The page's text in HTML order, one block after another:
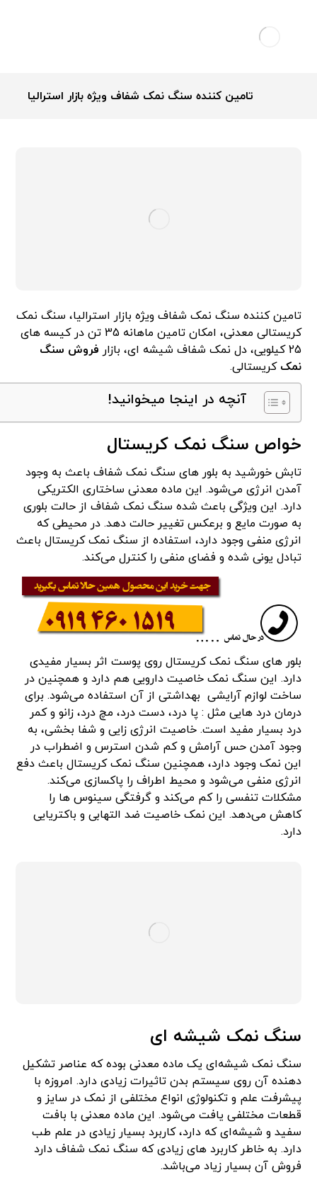
تامین کننده سنگ نمک شفاف ویژه بازار استرالیا
تامین کننده سنگ نمک شفاف ویژه بازار استرالیا، سنگ نمک
کریستالی معدنی، امکان تامین ماهانه 35 تن در کیسه های
25 کیلویی، دل نمک شفاف شیشه ای، بازار
فروش سنگ
نمک کریستالی.
آنچه در اینجا میخوانید!
خواص سنگ نمک کریستال
تابش خورشید به بلور های سنگ نمک شفاف باعث به وجود
آمدن انرژی می‌شود. این ماده معدنی ساختاری الکتریکی
دارد. این ویژگی باعث شده سنگ نمک شفاف از حالت بلوری
به صورت مایع و برعکس تغییر حالت دهد. در محیطی که
انرژی منفی وجود دارد، استفاده از سنگ نمک کریستال باعث
تبادل یونی شده و فضای منفی را کنترل می‌کند.
بلور های سنگ نمک کریستال روی پوست اثر بسیار مفیدی
دارد. این سنگ نمک خاصیت دارویی هم دارد و همچنین در
ساخت لوازم آرایشی بهداشتی از آن استفاده می‌شود. برای
درمان درد هایی مثل : پا درد، دست درد، مچ درد، زانو و کمر
درد بسیار مفید است. خاصیت انرژی زایی و شفا بخشی، به
وجود آمدن حس آرامش و کم شدن استرس و اضطراب در
این نمک وجود دارد، همچنین سنگ نمک کریستال باعث دفع
انرژی منفی می‌شود و محیط اطراف را پاکسازی می‌کند.
مشکلات تنفسی را کم می‌کند و گرفتگی سینوس ها را
کاهش می‌دهد. این نمک خاصیت ضد التهابی و باکتریایی
دارد.
سنگ نمک شیشه ای
سنگ نمک شیشه‌ای یک ماده معدنی بوده که عناصر تشکیل
دهنده آن روی سیستم بدن تاثیرات زیادی دارد. امروزه با
پیشرفت علم و تکنولوژی انواع مختلفی از نمک در سایز و
قطعات مختلفی یافت می‌شود. این ماده معدنی با بافت
سفید و شیشه‌ای که دارد، کاربرد بسیار زیادی در علم طب
دارد. به خاطر کاربرد های زیادی که سنگ نمک شفاف دارد
فروش آن بسیار زیاد می‌باشد.